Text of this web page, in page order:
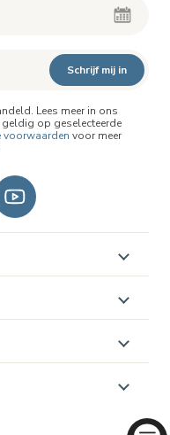
Schrijf mij in
Lees meer in ons
op geselecteerde
voorwaarden voor meer